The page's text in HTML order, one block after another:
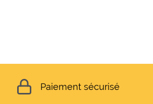
Paiement sécurisé